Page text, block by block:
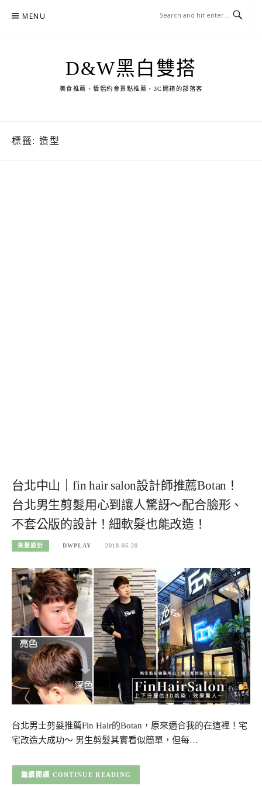
MENU
D&W黑白雙搭
美食推薦、情侶約會景點推薦、3C開箱的部落客
標籤: 造型
台北中山｜fin hair salon設計師推薦Botan！
台北男生剪髮用心到讓人驚訝～配合臉形、
不套公版的設計！細軟髮也能改造！
美髮設計 DWPLAY 2018-05-20
台北男士剪髮推薦Fin Hair的Botan，原來適合我的在這裡！宅
宅改造大成功～ 男生剪髮其實看似簡單，但每…
CONTINUE READING